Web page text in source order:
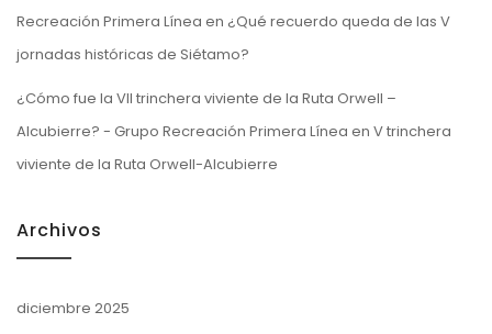
Recreación Primera Línea en ¿Qué recuerdo queda de las V
jornadas históricas de Siétamo?
¿Cómo fue la VII trinchera viviente de la Ruta Orwell –
Alcubierre? - Grupo Recreación Primera Línea en V trinchera
viviente de la Ruta Orwell-Alcubierre
Archivos
diciembre 2025